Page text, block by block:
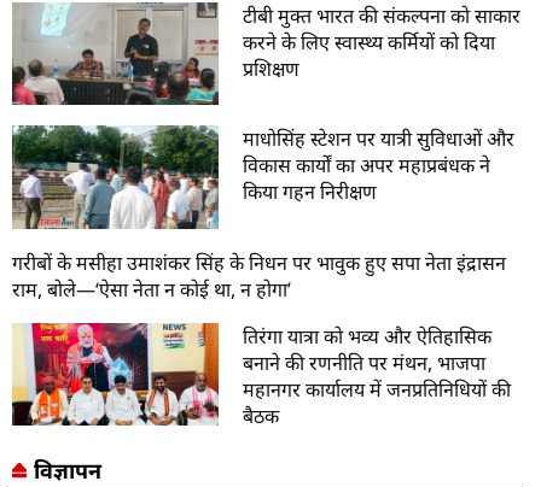
टीबी मुक्त भारत की संकल्पना को साकार
करने के लिए स्वास्थ्य कर्मियों को दिया
प्रशिक्षण
माधोसिंह स्टेशन पर यात्री सुविधाओं और
विकास कार्यों का अपर महाप्रबंधक ने
किया गहन निरीक्षण
गरीबों के मसीहा उमाशंकर सिंह के निधन पर भावुक हुए सपा नेता इंद्रासन
राम, बोले—‘ऐसा नेता न कोई था, न होगा’
तिरंगा यात्रा को भव्य और ऐतिहासिक
बनाने की रणनीति पर मंथन, भाजपा
महानगर कार्यालय में जनप्रतिनिधियों की
बैठक
विज्ञापन